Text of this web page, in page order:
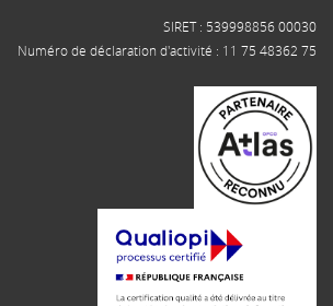
SIRET : 539998856 00030
Numéro de déclaration d'activité : 11 75 48362 75